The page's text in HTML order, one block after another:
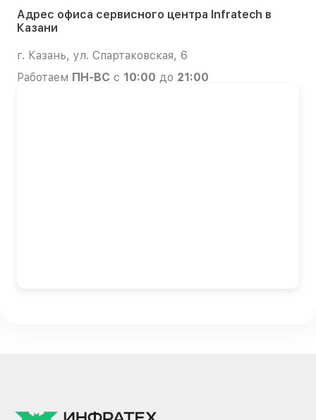
Адрес офиса сервисного центра Infratech в
Казани
г. Казань, ул. Спартаковская, 6
Работаем ПН-ВС с 10:00 до 21:00